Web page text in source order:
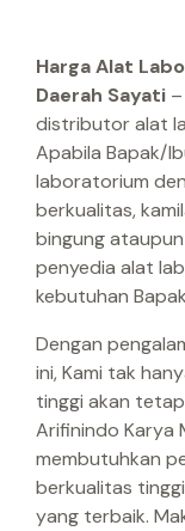
Harga Alat
Daerah Sayati
distributor alat
Apabila Bapak/
laboratorium
berkualitas,
bingung
penyedia alat
kebutuhan
Dengan
ini, Kami tak
tinggi akan
Arifinindo Karya
membutuhkan
berkualitas
yang terbaik.